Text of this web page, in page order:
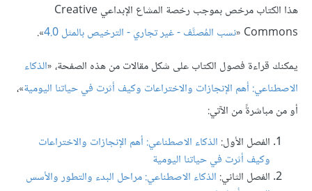
هذا الكتاب مرخص بموجب رخصة المشاع الإبداعي Creative
Commons « نسب المُصنَّف - غير تجاري - الترخيص بالمثل 4.0
».
يمكنك قراءة فصول الكتاب على شكل مقالات من هذه الصفحة، «الذكاء
الاصطناعي: أهم الإنجازات والاختراعات وكيف أثرت في حياتنا اليومية»،
أو من مباشرةً من الآتي:
الفصل الأول: الذكاء الاصطناعي: أهم الإنجازات والاختراعات
وكيف أثرت في حياتنا اليومية
الفصل الثاني: الذكاء الاصطناعي: مراحل البدء والتطور والأسس